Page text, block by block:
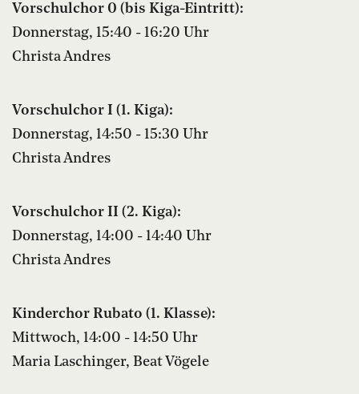
Vorschulchor 0 (bis Kiga-Eintritt):
Donnerstag, 15:40 - 16:20 Uhr
Christa Andres
Vorschulchor I (1. Kiga):
Donnerstag, 14:50 - 15:30 Uhr
Christa Andres
Vorschulchor II (2. Kiga):
Donnerstag, 14:00 - 14:40 Uhr
Christa Andres
Kinderchor Rubato (1. Klasse):
Mittwoch, 14:00 - 14:50 Uhr
Maria Laschinger, Beat Vögele